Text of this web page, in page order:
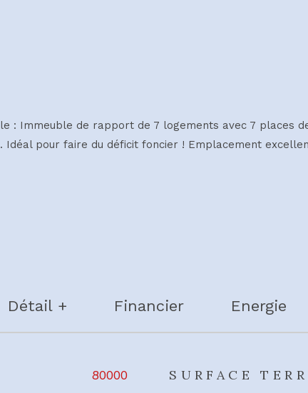
: Immeuble de rapport de 7 logements avec 7 places
Idéal pour faire du déficit foncier ! Emplacement
Détail + Financier Energie
80000 SURFACE